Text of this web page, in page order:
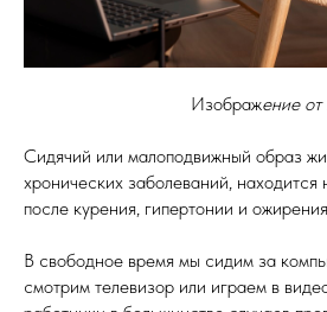
Изображение
Сидячий или малоподвижный образ
хронических заболеваний, находится
после курения, гипертонии и ожирения.
В свободное время мы сидим за
смотрим телевизор или играем в